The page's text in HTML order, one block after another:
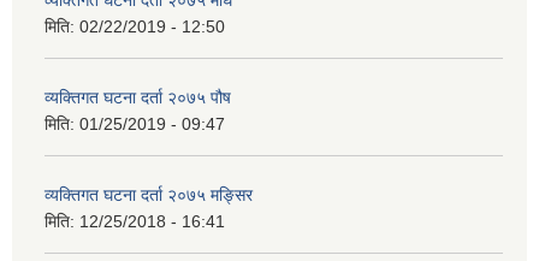
मिति: 02/22/2019 - 12:50
व्यक्तिगत घटना दर्ता २०७५ पौष
मिति: 01/25/2019 - 09:47
व्यक्तिगत घटना दर्ता २०७५ मङ्सिर
मिति: 12/25/2018 - 16:41